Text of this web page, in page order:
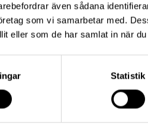
även sådana
som vi samarbetar med.
eller som de har samlat in när
Statistik